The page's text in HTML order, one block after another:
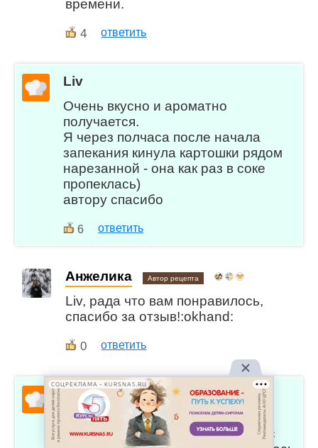
времени.
4 ответить
Liv
Очень вкусно и ароматно
получается.
Я через полчаса после начала
запекания кинула картошки рядом
нарезанной - она как раз в соке
пропеклась)
автору спасибо
6 ответить
Анжелика Автор рецепта
Liv, рада что вам понравилось,
спасибо за отзыв!:okhand:
0 ответить
Инна
Спасибо, оооочень вкусно,
ароматно и быстро! Мясо было с
СОЦРЕКЛАМА • KURSNA5.RU